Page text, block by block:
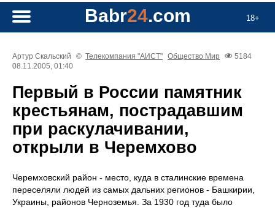
18+
Babr24.com
Артур Скальский © Телекомпания "АИСТ" Общество Мир
5184
08.11.2005, 01:40
Первый в России памятник
крестьянам, пострадавшим
при раскулачивании,
открыли в Черемхово
Черемховский район - место, куда в сталинские времена
переселяли людей из самых дальних регионов - Башкирии,
Украины, районов Черноземья. За 1930 год туда было